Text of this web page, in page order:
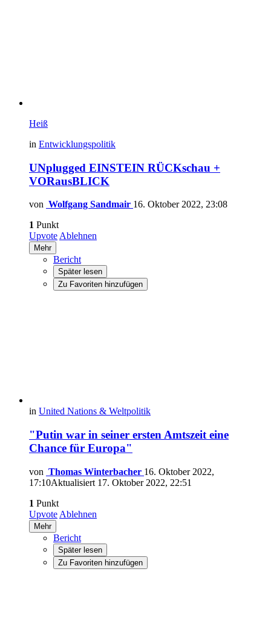
Heiß
in Entwicklungspolitik
UNplugged EINSTEIN RÜCKschau +
VORausBLICK
von Wolfgang Sandmair 16. Oktober 2022, 23:08
1 Punkt
Upvote Ablehnen
Mehr
Bericht
Später lesen
Zu Favoriten hinzufügen
in United Nations & Weltpolitik
"Putin war in seiner ersten Amtszeit eine
Chance für Europa"
von Thomas Winterbacher 16. Oktober 2022,
17:10Aktualisiert 17. Oktober 2022, 22:51
1 Punkt
Upvote Ablehnen
Mehr
Bericht
Später lesen
Zu Favoriten hinzufügen